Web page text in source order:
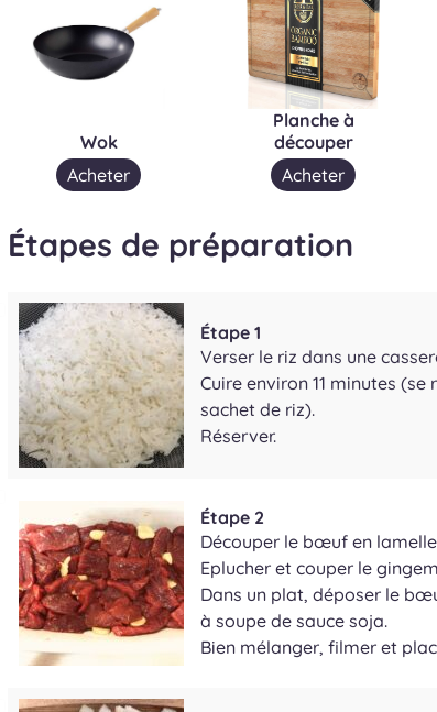
Wok
Acheter
Planche à
découper
Acheter
Étapes de préparation
Étape 1
Verser le riz dans une
Cuire environ 11 minutes
sachet de riz).
Réserver.
Étape 2
Découper le bœuf en
Eplucher et couper le
Dans un plat, déposer le
à soupe de sauce soja.
Bien mélanger, filmer et